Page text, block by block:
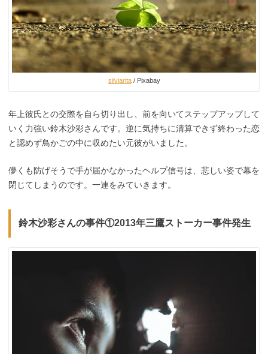
silviarita/ Pixabay
年上彼氏との交際を自ら切り出し、前を向いてステップアップして
いく力強い鈴木沙彩さんです。逆に気持ちに清算できず終わった恋
と認めず鳥かごの中に収めたい元彼がいました。
儚くも防げそうで手が届かなかったヘルプ信号は、悲しい姿で幕を
閉じてしまうのです。一連をみていきます。
鈴木沙彩さんの事件①2013年三鷹ストーカー事件発生